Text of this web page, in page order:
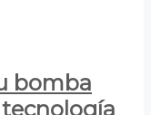
bomba
tecnología